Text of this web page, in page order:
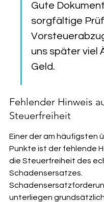
Gute
sorgfältige
uns später viel
Geld.
Fehlender Hinweis
Steuerfreiheit
Einer der am häufigsten
Punkte ist der fehlende
die Steuerfreiheit des
Schadensersatzes.
unterliegen